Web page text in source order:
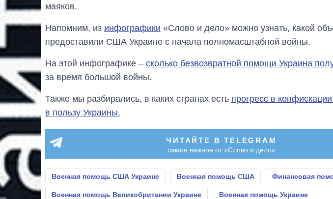
маяков.
Напомним, из инфографики «Слово и дело» можно узнать, какой
предоставили США Украине с начала полномасштабной войны.
На этой инфографике – сколько безвозвратной помощи Украина
за время большой войны.
Также мы разбирались, в каких странах есть прогресс в
в пользу Украины.
ЧИТАЙТЕ В TELEGRAM
самое важное от «Слово и дело»
Военная помощь США Украине Военная помощь США Финансовая
Военная помощь Великобритании Украине Военная помощь Украине